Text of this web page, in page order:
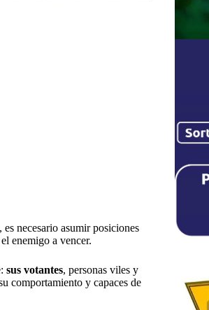
necesario asumir posiciones
enemigo a vencer.
sus votantes, personas viles y
comportamiento y capaces de